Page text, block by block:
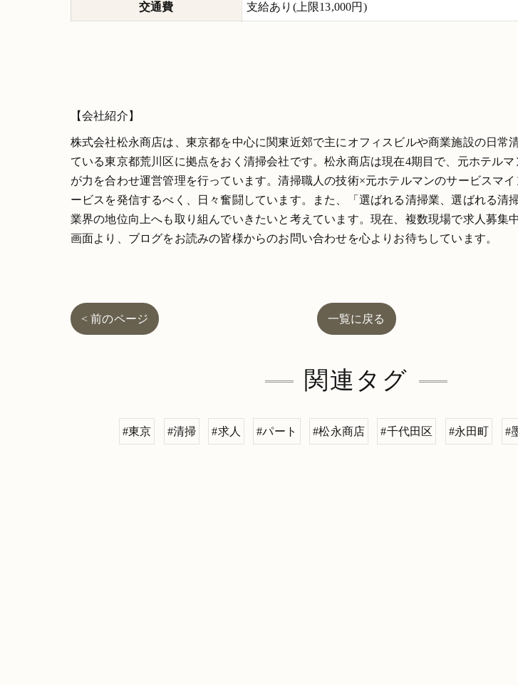
交通費 支給あり(上限13,000円)
【会社紹介】
株式会社松永商店は、東京都を中心に関東近郊で主にオフィスビルや商業施設の日常
ている東京都荒川区に拠点をおく清掃会社です。松永商店は現在4期目で、元ホテルマ
が力を合わせ運営管理を行っています。清掃職人の技術×元ホテルマンのサービスマ
ービスを発信するべく、日々奮闘しています。また、「選ばれる清掃業、選ばれる清
業界の地位向上へも取り組んでいきたいと考えています。現在、複数現場で求人募集
画面より、ブログをお読みの皆様からのお問い合わせを心よりお待ちしています。
< 前のページ 一覧に戻る
関連タグ
#東京 #清掃 #求人 #パート #松永商店 #千代田区 #永田町 #